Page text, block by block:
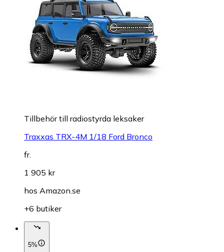
Tillbehör till radiostyrda leksaker
Traxxas TRX-4M 1/18 Ford Bronco
fr.
1 905 kr
hos Amazon.se
+6 butiker
5%